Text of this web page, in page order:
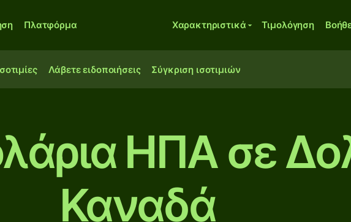
Πλατφόρμα Χαρακτηριστικά Τιμολόγηση
Λάβετε ειδοποιήσεις Σύγκριση ισοτιμιών
ΗΠΑ σε
Καναδά